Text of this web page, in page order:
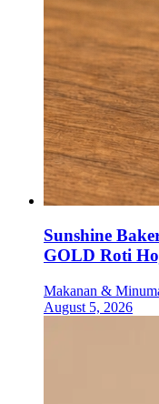
Sunshine
GOLD Roti
Makanan &
August 5, 2026